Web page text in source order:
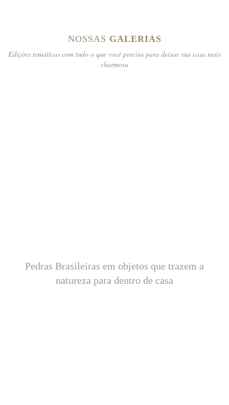
NOSSAS GALERIAS
Edições temáticas com tudo o que você precisa para deixar sua casa mais
charmosa
Pedras Brasileiras em objetos que trazem a
natureza para dentro de casa